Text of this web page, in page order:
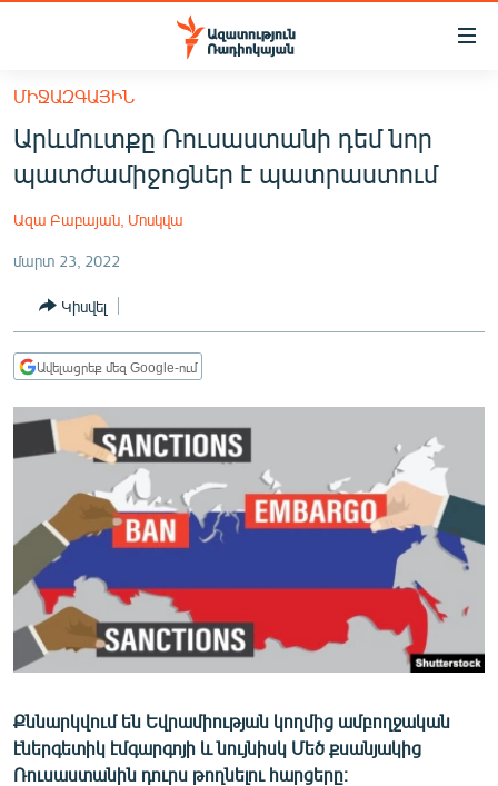
Մատչելիության
հիմնական
բովանդակությանը
հիմնական
մենյուին
ՀԱՅԱՍՏԱՆ
ՔԱՂԱՔԱԿԱՆ
ԸՆՏՐՈՒԹՅՈՒՆՆԵՐ 2026
ԻՐԱՎՈՒՆՔ
ՀԱՍԱՐԱԿՈՒԹՅՈՒՆ
ՏՆՏԵՍՈՒԹՅՈՒՆ
ՊԱՏԵՐԱԶՄԻ 6 ՇԱԲԱԹՆԵՐԸ
ՏԱՐԱԾԱՇՐՋԱՆ
ՄԻՋԱԶԳԱՅԻՆ
ՄՇԱԿՈՒՅԹ
ՍՊՈՐՏ
ՄԵԿՆԱԲԱՆՈՒԹՅՈՒՆ
ՏՏ ԵՒ ԻՆՏԵՐՆԵՏ
ԿՈՐՈՆԱՎԻՐՈՒՍ
ԱՐԽԻՎ
ՄԻՋԱԶԳԱՅԻՆ
Արևմուտքը Ռուսաստանի դեմ նոր
պատժամիջոցներ է պատրաստում
Ազա Բաբայան, Մոսկվա
մարտ 23, 2022
Կիսվել
Ավելացրեք մեզ Google-ում
Քննարկվում են Եվրամիության կողմից ամբողջական
էներգետիկ էմգարգոյի և նույնիսկ Մեծ քսանյակից
Ռուսաստանին դուրս թողնելու հարցերը։